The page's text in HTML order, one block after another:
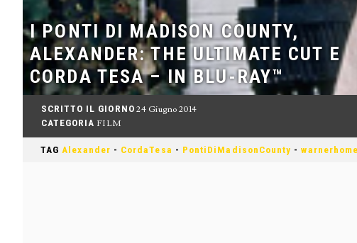
I PONTI DI MADISON COUNTY,
ALEXANDER: THE ULTIMATE CUT E
CORDA TESA – IN BLU-RAY™
SCRITTO IL GIORNO 24 Giugno 2014
CATEGORIA FILM
TAGAlexander - CordaTesa - PontiDiMadisonCounty -